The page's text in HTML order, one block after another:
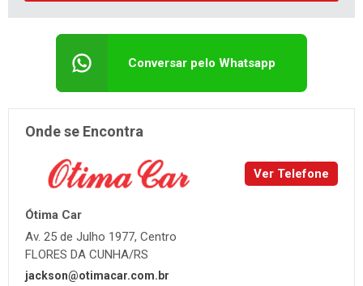
Conversar pelo Whatsapp
Onde se Encontra
Ver Telefone
Ótima Car
Av. 25 de Julho 1977, Centro
FLORES DA CUNHA/RS
jackson@otimacar.com.br